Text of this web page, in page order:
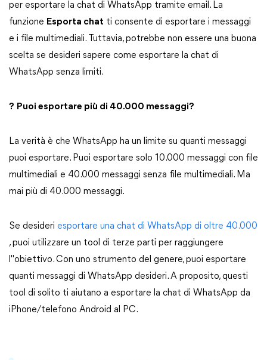
per esportare la chat di WhatsApp tramite email. La
funzione Esporta chat ti consente di esportare i messaggi
e i file multimediali. Tuttavia, potrebbe non essere una buona
scelta se desideri sapere come esportare la chat di
WhatsApp senza limiti.
? Puoi esportare più di 40.000 messaggi?
La verità è che WhatsApp ha un limite su quanti messaggi
puoi esportare. Puoi esportare solo 10.000 messaggi con file
multimediali e 40.000 messaggi senza file multimediali. Ma
mai più di 40.000 messaggi.
Se desideri esportare una chat di WhatsApp di oltre 40.000
, puoi utilizzare un tool di terze parti per raggiungere
l"obiettivo. Con uno strumento del genere, puoi esportare
quanti messaggi di WhatsApp desideri. A proposito, questi
tool di solito ti aiutano a esportare la chat di WhatsApp da
iPhone/telefono Android al PC.